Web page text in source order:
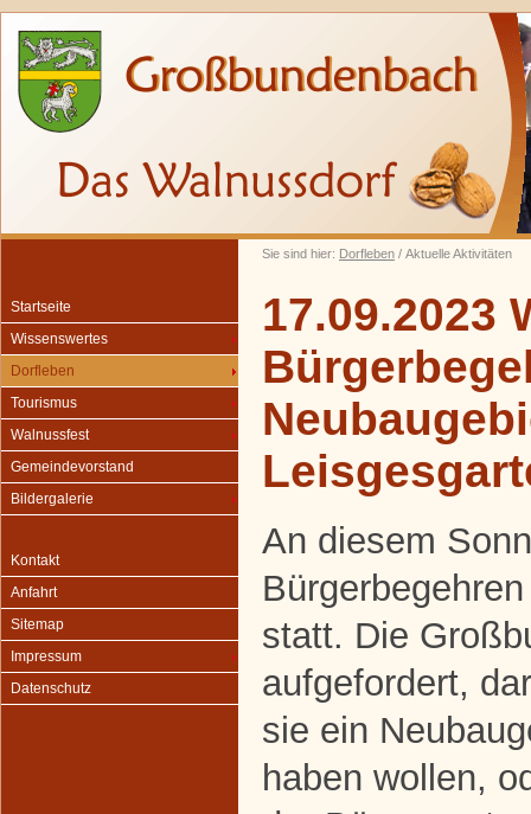
Sie sind hier: Dorfleben / Aktuelle Aktivitäten
Startseite
Wissenswertes
Dorfleben
Tourismus
Walnussfest
Gemeindevorstand
Bildergalerie
Kontakt
Anfahrt
Sitemap
Impressum
Datenschutz
17.09.2023
An diesem
statt. Die
aufgefordert,
sie ein
haben wollen,